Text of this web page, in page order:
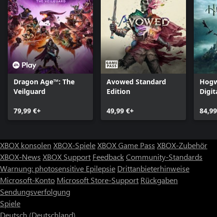
Dragon Age™: The
Veilguard
79,99 €+
Avowed Standard
Edition
49,99 €+
XBOX konsolen XBOX-SpieleXBOX Game Pass XBOX-Zubehör
XBOX-News XBOX Support FeedbackCommunity-Standards
Warnung: photosensitive Epilepsie Drittanbieterhinweise
Microsoft-Konto Microsoft Store-Support Rückgaben
Sendungsverfolgung
Spiele